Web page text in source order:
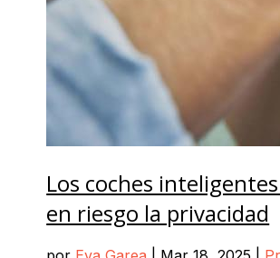
Los coches
en riesgo la privacidad